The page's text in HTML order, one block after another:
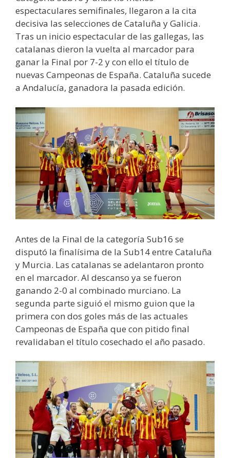
espectaculares semifinales, llegaron a la cita
decisiva las selecciones de Cataluña y Galicia.
Tras un inicio espectacular de las gallegas, las
catalanas dieron la vuelta al marcador para
ganar la Final por 7-2 y con ello el título de
nuevas Campeonas de España. Cataluña sucede
a Andalucía, ganadora la pasada edición.
Antes de la Final de la categoría Sub16 se
disputó la finalísima de la Sub14 entre Cataluña
y Murcia. Las catalanas se adelantaron pronto
en el marcador. Al descanso ya se fueron
ganando 2-0 al combinado murciano. La
segunda parte siguió el mismo guion que la
primera con dos goles más de las actuales
Campeonas de España que con pitido final
revalidaban el título cosechado el año pasado.